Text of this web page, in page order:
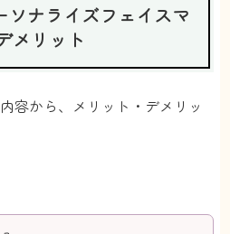
ソナライズフェイスマ
メリット
容から、メリット・デメリッ